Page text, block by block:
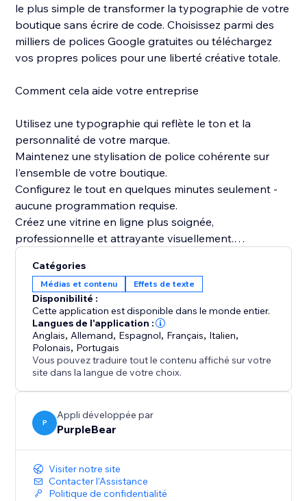
le plus simple de transformer la typographie de votre
boutique sans écrire de code. Choisissez parmi des
milliers de polices Google gratuites ou téléchargez
vos propres polices pour une liberté créative totale.
Comment cela aide votre entreprise
Utilisez une typographie qui reflète le ton et la
personnalité de votre marque.
Maintenez une stylisation de police cohérente sur
l'ensemble de votre boutique.
Configurez le tout en quelques minutes seulement -
aucune programmation requise.
Créez une vitrine en ligne plus soignée,
professionnelle et attrayante visuellement.
Installez Google Fonts dès aujourd'hui pour améliorer
votre typographie, renforcer l'identité de votre
marque et faire en sorte que chaque élément de votre
boutique soit véritablement en accord avec votre
marque.
Catégories
Médias et contenu Effets de texte
Disponibilité :
Cette application est disponible dans le monde entier.
Langues de l'application :
Anglais, Allemand, Espagnol, Français, Italien,
Polonais, Portugais
Vous pouvez traduire tout le contenu affiché sur votre
site dans la langue de votre choix.
P
Appli développée par
PurpleBear
Visiter notre site
Contacter l'Assistance
Politique de confidentialité